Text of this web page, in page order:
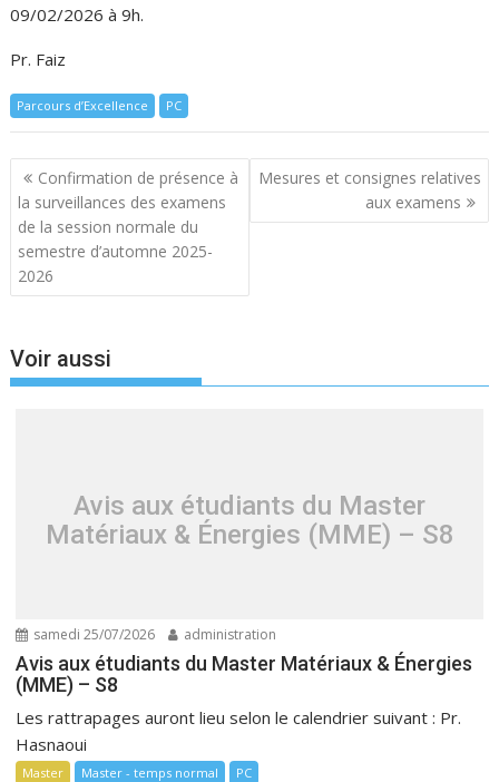
09/02/2026 à 9h.
Pr. Faiz
Parcours d’Excellence PC
Navigation
de
l’article
Confirmation de présence à
la surveillances des examens
de la session normale du
semestre d’automne 2025-
2026
Mesures et consignes relatives
aux examens
Voir aussi
Avis aux étudiants du Master
Matériaux & Énergies (MME) – S8
samedi 25/07/2026 administration
Avis aux étudiants du Master Matériaux & Énergies
(MME) – S8
Les rattrapages auront lieu selon le calendrier suivant : Pr.
Hasnaoui
Master Master - temps normal PC